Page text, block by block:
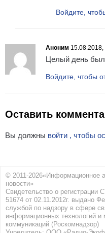
Войдите,
Аноним 15.08.2018,
Целый день
Войдите, чтобы
Оставить
Вы должны войти , чтобы
© 2011-2026«Информационное
новости»
Свидетельство о
51674 от 02.11.2012г. выдано
службой по надзору в сфере
информационных технологий и
коммуникаций (Роскомнадзор)